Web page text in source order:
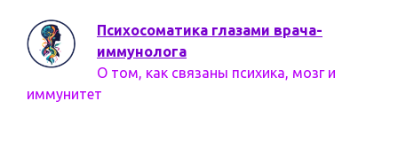
Психосоматика глазами врача-
иммунолога
О том, как связаны психика, мозг и
иммунитет